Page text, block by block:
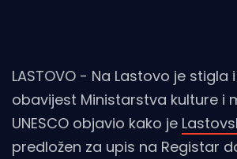
LASTOVO - Na Lastovo je stigla
obavijest Ministarstva kulture i
UNESCO objavio kako je
predložen za upis na Registar